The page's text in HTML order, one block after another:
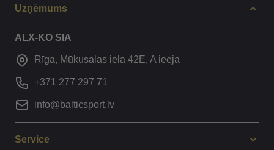
Uzņēmums
ALX-KO SIA
Rīga, Mūkusalas iela 42E, A ieeja
+371 277 297 71
info@balticsport.lv
Service